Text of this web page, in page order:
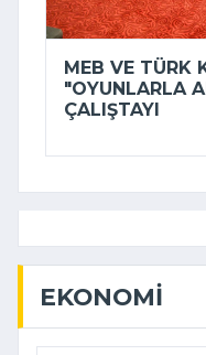
MEB VE TÜRK
"OYUNLARLA
ÇALIŞTAYI
EKONOMI